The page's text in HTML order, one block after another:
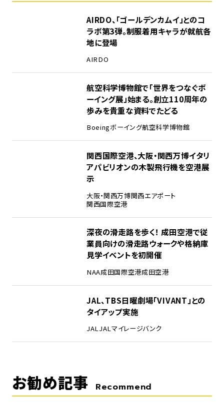
AIRDO、「ゴールデンカムイ」とのコ
ラボ第3弾。制服着用キャラが就航各
地に登場
AIRDO
航空科学博物館で「世界をつなぐボ
ーイング展」始まる。創立110周年の
歩みを貴重な資料でたどる
Boeingボーイング航空科学博物館
関西国際空港、大阪・関西万博イタリ
アパビリオンの木製飛行機を空港展
示
大阪・関西万博関西エアポート
関西国際空港
深夜の滑走路を歩く！ 成田空港で従
業員向けの滑走路ウォークや格納庫
見学イベントを初開催
NAA成田国際空港成田空港
JAL、TBS日曜劇場「VIVANT」との
タイアップ実施
JALJALマイレージバンク
お勧め記事 Recommend